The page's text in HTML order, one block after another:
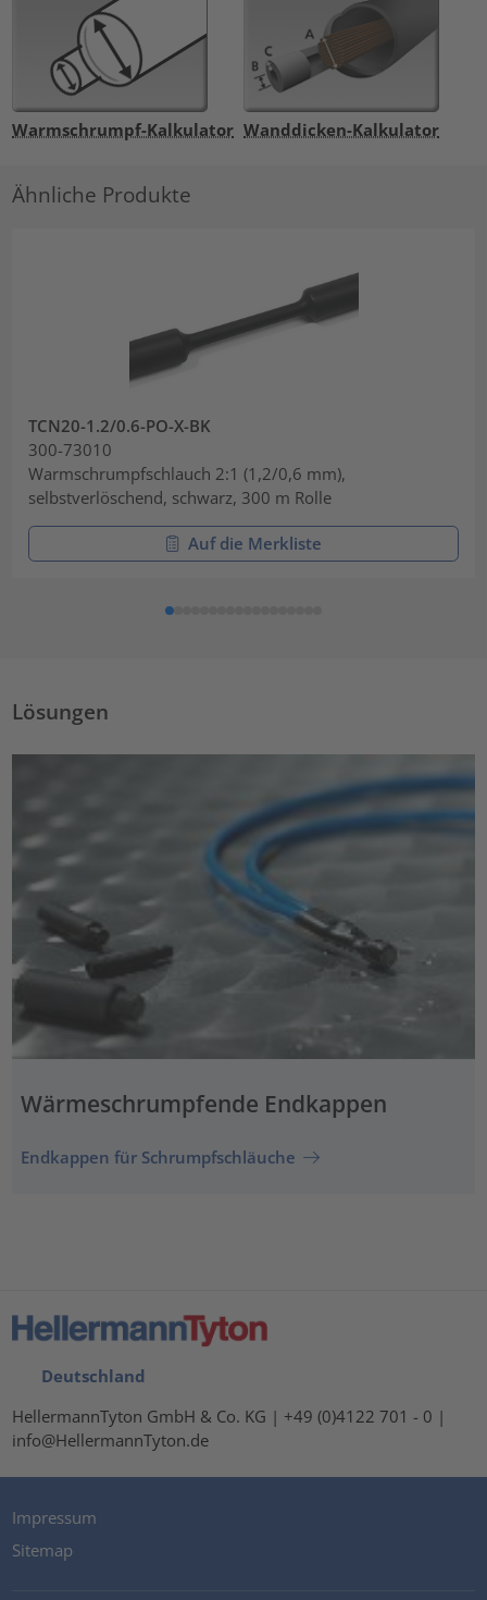
Warmschrumpf-Kalkulator Wanddicken-Kalkulator
Ähnliche Produkte
TCN20-1.2/0.6-PO-X-BK
300-73010
Warmschrumpfschlauch 2:1 (1,2/0,6 mm),
selbstverlöschend, schwarz, 300 m Rolle
Auf die Merkliste
Lösungen
Wärmeschrumpfende Endkappen
Endkappen für Schrumpfschläuche
Deutschland
HellermannTyton GmbH & Co. KG | +49 (0)4122 701 - 0 |
info@HellermannTyton.de
Impressum
Sitemap